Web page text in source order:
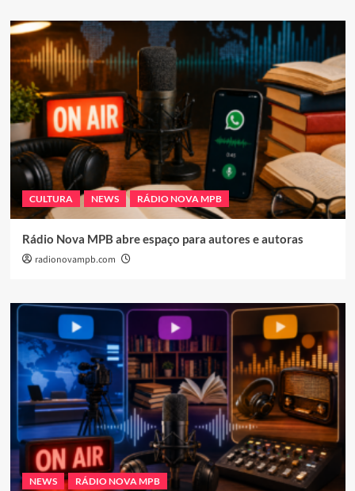
CULTURA NEWS RÁDIO NOVA MPB
Rádio Nova MPB abre espaço para autores e autoras
radionovampb.com
NEWS RÁDIO NOVA MPB